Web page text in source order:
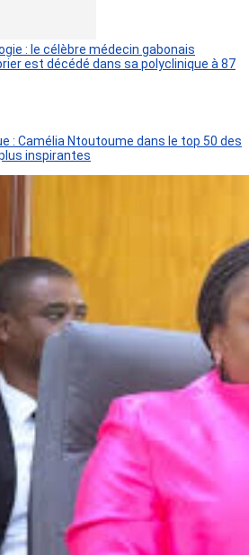
: le célèbre médecin gabonais
est décédé dans sa polyclinique à 87
: Camélia Ntoutoume dans le top 50 des
inspirantes